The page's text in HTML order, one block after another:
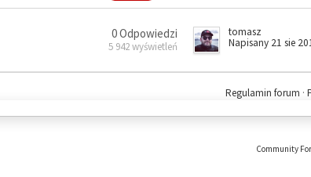
0 Odpowiedzi
5 942 wyświetleń
tomasz
Napisany 21 sie
Regulamin forum ·
Community